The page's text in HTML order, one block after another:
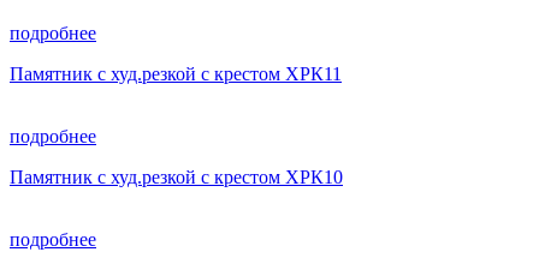
подробнее
Памятник с худ.резкой с крестом ХРК11
подробнее
Памятник с худ.резкой с крестом ХРК10
подробнее